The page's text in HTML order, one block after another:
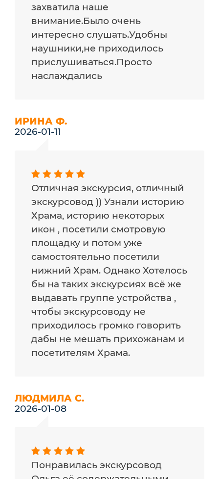
захватила наше
внимание.Было очень
интересно слушать.Удобны
наушники,не приходилось
прислушиваться.Просто
наслаждались
ИРИНА Ф.
2026-01-11
Отличная экскурсия, отличный
экскурсовод )) Узнали историю
Храма, историю некоторых
икон , посетили смотровую
площадку и потом уже
самостоятельно посетили
нижний Храм. Однако Хотелось
бы на таких экскурсиях всё же
выдавать группе устройства ,
чтобы экскурсоводу не
приходилось громко говорить
дабы не мешать прихожанам и
посетителям Храма.
ЛЮДМИЛА С.
2026-01-08
Понравилась экскурсовод